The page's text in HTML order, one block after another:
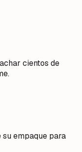
cientos de
empaque para